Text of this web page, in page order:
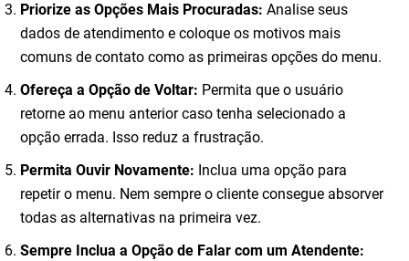
Priorize as Opções Mais Procuradas: Analise seus
dados de atendimento e coloque os motivos mais
comuns de contato como as primeiras opções do menu.
Ofereça a Opção de Voltar: Permita que o usuário
retorne ao menu anterior caso tenha selecionado a
opção errada. Isso reduz a frustração.
Permita Ouvir Novamente: Inclua uma opção para
repetir o menu. Nem sempre o cliente consegue absorver
todas as alternativas na primeira vez.
Sempre Inclua a Opção de Falar com um Atendente: